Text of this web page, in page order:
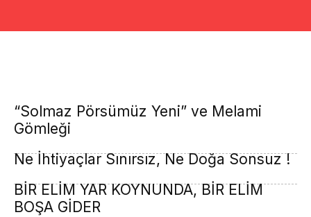
“Solmaz Pörsümüz Yeni” ve Melami
Gömleği
Ne İhtiyaçlar Sınırsız, Ne Doğa Sonsuz !
BİR ELİM YAR KOYNUNDA, BİR ELİM
BOŞA GİDER